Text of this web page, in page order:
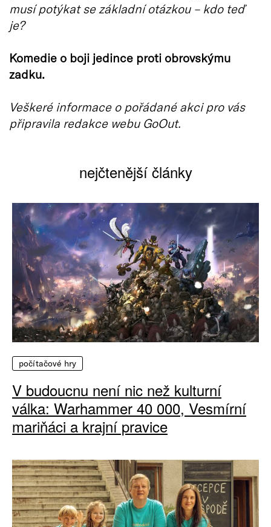
musí potýkat se základní otázkou – kdo teď
je?
Komedie o boji jedince proti obrovskýmu
zadku.
Veškeré informace o pořádané akci pro vás
připravila redakce webu GoOut.
nejčtenější články
počítačové hry
V budoucnu není nic než kulturní
válka: Warhammer 40 000, Vesmírní
mariňáci a krajní pravice